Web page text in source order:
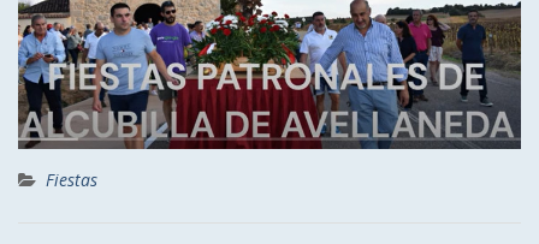
Fiestas